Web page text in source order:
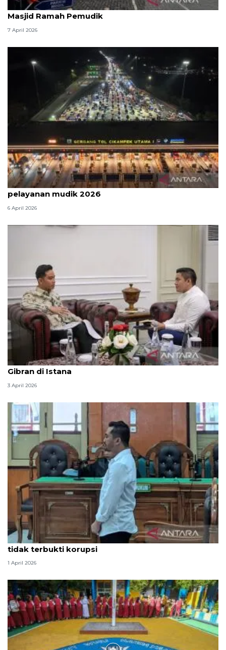
Kemenag: 3,5 juta orang manfaatkan layanan
Masjid Ramah Pemudik
7 April 2026
Survei: 88,8 persen responden puas dengan
pelayanan mudik 2026
6 April 2026
Seskab Teddy silaturahmi Idul Fitri ke Wapres
Gibran di Istana
3 April 2026
Hakim PN Medan vonis bebas Amsal Sitepu karena
tidak terbukti korupsi
1 April 2026